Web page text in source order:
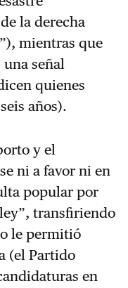
la derecha
mientras que
señal
quienes
años).
y el
ni a favor ni en
popular por
transfiriendo
le permitió
(el Partido
en